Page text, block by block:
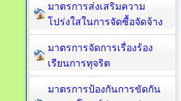
มาตรการส่งเสริมความ
โปร่งใสในการจัดซื้อจัดจ้าง
มาตรการจัดการเรื่องร้อง
เรียนการทุจริต
มาตรการป้องกันการขัดกัน